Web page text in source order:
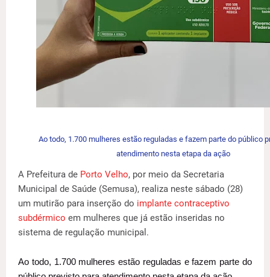
Ao todo, 1.700 mulheres estão reguladas e fazem parte do público
atendimento nesta etapa da ação
A Prefeitura de Porto Velho, por meio da Secretaria
Municipal de Saúde (Semusa), realiza neste sábado (28)
um mutirão para inserção do implante contraceptivo
subdérmico em mulheres que já estão inseridas no
sistema de regulação municipal.
Ao todo, 1.700 mulheres estão reguladas e fazem parte do